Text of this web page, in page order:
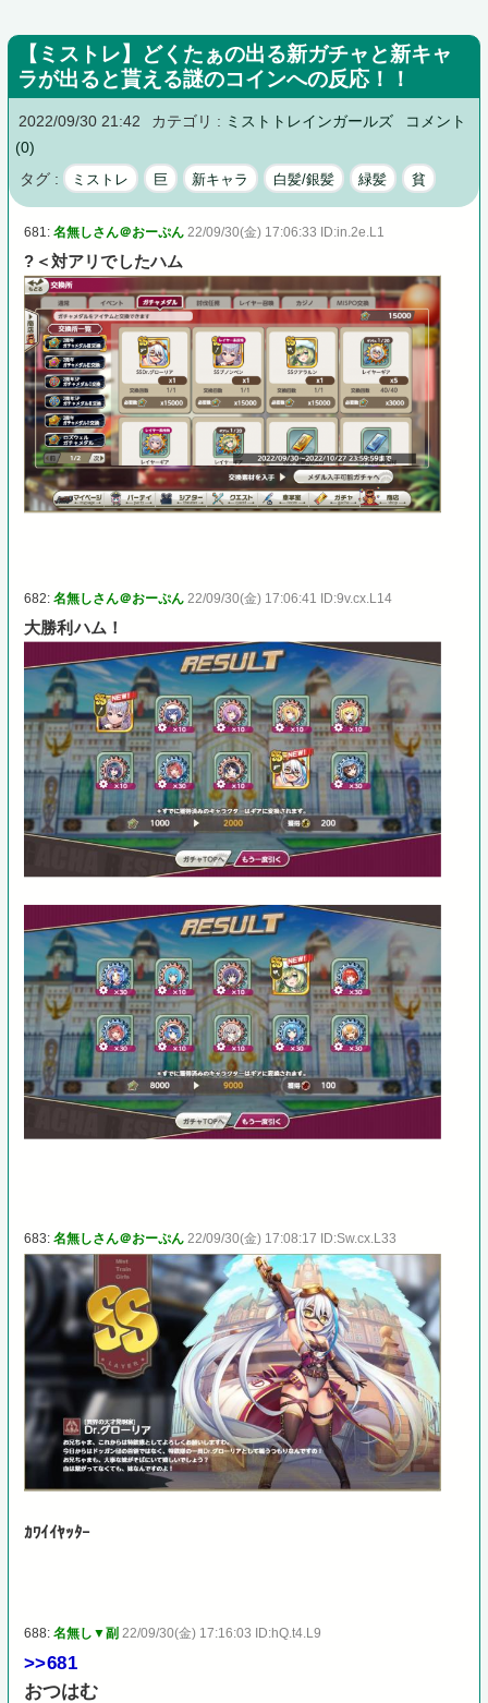
【ミストレ】どくたぁの出る新ガチャと新キャ
ラが出ると貰える謎のコインへの反応！！
2022/09/30 21:42 カテゴリ : ミストトレインガールズ
コメント
(0)
タグ :
ミストレ 巨 新キャラ 白髪/銀髪 緑髪 貧
681:名無しさん＠おーぷん 22/09/30(金) 17:06:33 ID:in.2e.L1
?＜対アリでしたハム
682:名無しさん＠おーぷん 22/09/30(金) 17:06:41 ID:9v.cx.L14
大勝利ハム！
683:名無しさん＠おーぷん 22/09/30(金) 17:08:17 ID:Sw.cx.L33
ｶﾜｲｲﾔｯﾀｰ
688:名無し▼副 22/09/30(金) 17:16:03 ID:hQ.t4.L9
>>681
おつはむ